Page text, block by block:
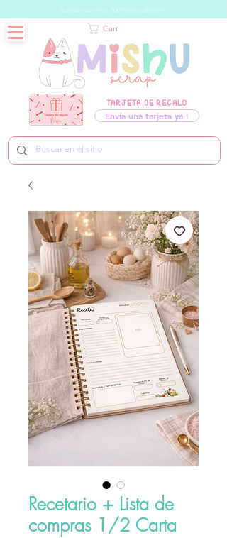
Business hours: Mon - Sat 09:00 to 20:00 hrs
TARJETA DE REGALO
Envía una tarjeta ya !
Cart
Recetario + Lista de
compras 1/2 Carta